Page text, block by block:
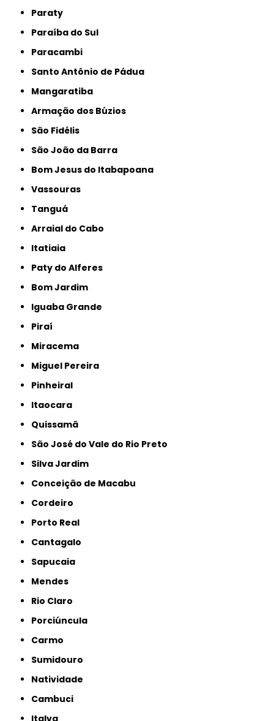
Paraty
Paraíba do Sul
Paracambi
Santo Antônio de Pádua
Mangaratiba
Armação dos Búzios
São Fidélis
São João da Barra
Bom Jesus do Itabapoana
Vassouras
Tanguá
Arraial do Cabo
Itatiaia
Paty do Alferes
Bom Jardim
Iguaba Grande
Piraí
Miracema
Miguel Pereira
Pinheiral
Itaocara
Quissamã
São José do Vale do Rio Preto
Silva Jardim
Conceição de Macabu
Cordeiro
Porto Real
Cantagalo
Sapucaia
Mendes
Rio Claro
Porciúncula
Carmo
Sumidouro
Natividade
Cambuci
Italva